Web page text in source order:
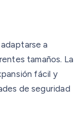
a
tamaños. La
fácil y
de seguridad